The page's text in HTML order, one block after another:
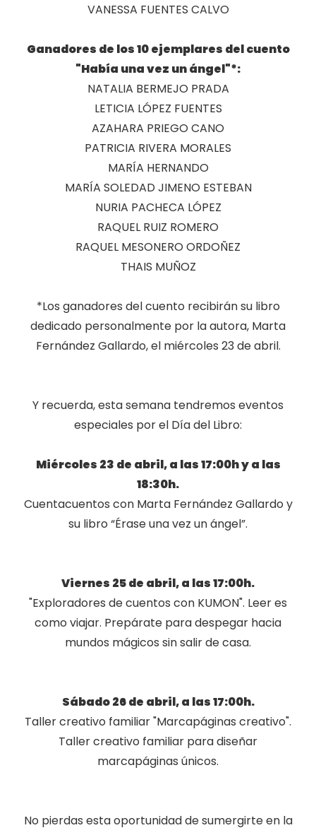
VANESSA FUENTES CALVO
Ganadores de los 10 ejemplares del cuento
"Había una vez un ángel"*:
NATALIA BERMEJO PRADA
LETICIA LÓPEZ FUENTES
AZAHARA PRIEGO CANO
PATRICIA RIVERA MORALES
MARÍA HERNANDO
MARÍA SOLEDAD JIMENO ESTEBAN
NURIA PACHECA LÓPEZ
RAQUEL RUIZ ROMERO
RAQUEL MESONERO ORDOÑEZ
THAIS MUÑOZ
*Los ganadores del cuento recibirán su libro
dedicado personalmente por la autora, Marta
Fernández Gallardo, el miércoles 23 de abril.
Y recuerda, esta semana tendremos eventos
especiales por el Día del Libro:
Miércoles 23 de abril, a las 17:00h y a las
18:30h.
Cuentacuentos con Marta Fernández Gallardo y
su libro “Érase una vez un ángel”.
Viernes 25 de abril, a las 17:00h.
"Exploradores de cuentos con KUMON". Leer es
como viajar. Prepárate para despegar hacia
mundos mágicos sin salir de casa.
Sábado 26 de abril, a las 17:00h.
Taller creativo familiar "Marcapáginas creativo".
Taller creativo familiar para diseñar
marcapáginas únicos.
No pierdas esta oportunidad de sumergirte en la